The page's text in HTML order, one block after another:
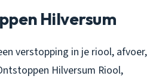
Hilversum
verstopping in je riool, afvoer,
Hilversum Riool,